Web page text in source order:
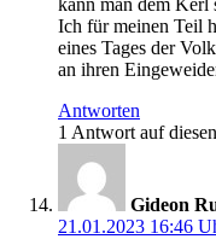
kann man dem Kerl
Ich für meinen Teil
eines Tages der
an ihren
Antworten
1 Antwort auf
Gideon
21.01.2023 16:46